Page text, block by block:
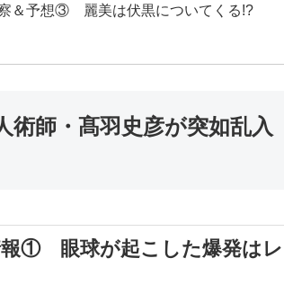
＆予想③ 麗美は伏黒についてくる!?
術師・髙羽史彦が突如乱
報① 眼球が起こした爆発は